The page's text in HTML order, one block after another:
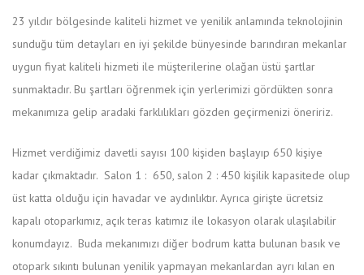
23 yıldır bölgesinde kaliteli hizmet ve yenilik anlamında teknolojinin
sunduğu tüm detayları en iyi şekilde bünyesinde barındıran mekanlar
uygun fiyat kaliteli hizmeti ile müşterilerine olağan üstü şartlar
sunmaktadır. Bu şartları öğrenmek için yerlerimizi gördükten sonra
mekanımıza gelip aradaki farklılıkları gözden geçirmenizi öneririz.
Hizmet verdiğimiz davetli sayısı 100 kişiden başlayıp 650 kişiye
kadar çıkmaktadır. Salon 1 : 650, salon 2 : 450 kişilik kapasitede olup
üst katta olduğu için havadar ve aydınlıktır. Ayrıca girişte ücretsiz
kapalı otoparkımız, açık teras katımız ile lokasyon olarak ulaşılabilir
konumdayız. Buda mekanımızı diğer bodrum katta bulunan basık ve
otopark sıkıntı bulunan yenilik yapmayan mekanlardan ayrı kılan en